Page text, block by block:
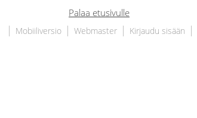
Palaa etusivulle
Mobiiliversio Webmaster Kirjaudu sisään